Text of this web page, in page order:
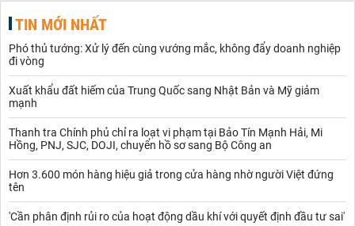
TIN MỚI NHẤT
Phó thủ tướng: Xử lý đến cùng vướng mắc, không đẩy doanh nghiệp
đi vòng
Xuất khẩu đất hiếm của Trung Quốc sang Nhật Bản và Mỹ giảm
mạnh
Thanh tra Chính phủ chỉ ra loạt vi phạm tại Bảo Tín Mạnh Hải, Mi
Hồng, PNJ, SJC, DOJI, chuyển hồ sơ sang Bộ Công an
Hơn 3.600 món hàng hiệu giả trong cửa hàng nhờ người Việt đứng
tên
'Cần phân định rủi ro của hoạt động dầu khí với quyết định đầu tư sai'